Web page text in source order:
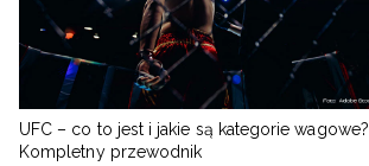
UFC – co to jest i jakie są kategorie wagowe?
Kompletny przewodnik